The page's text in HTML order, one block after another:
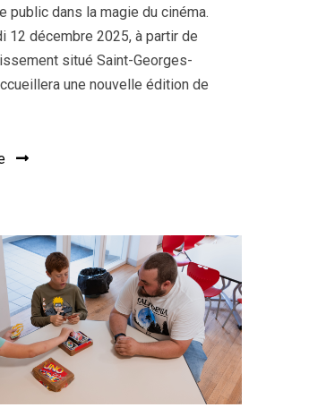
public dans la magie du cinéma.
12 décembre 2025, à partir de
situé Saint-Georges-
une nouvelle édition de